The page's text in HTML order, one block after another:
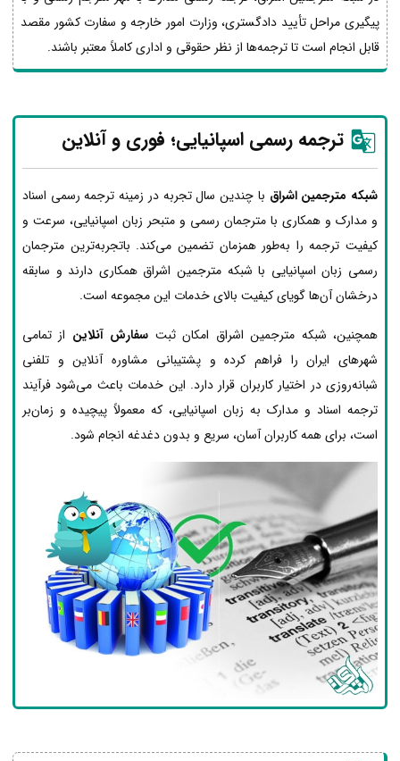
پیگیری مراحل تأیید دادگستری، وزارت امور خارجه و سفارت کشور مقصد
قابل انجام است تا ترجمه‌ها از نظر حقوقی و اداری کاملاً معتبر باشند.
ترجمه رسمی اسپانیایی؛ فوری و آنلاین
شبکه مترجمین اشراق با چندین سال تجربه در زمینه ترجمه رسمی اسناد
و مدارک و همکاری با مترجمان رسمی و متبحر زبان اسپانیایی، سرعت و
کیفیت ترجمه را به‌طور همزمان تضمین می‌کند. باتجربه‌ترین مترجمان
رسمی زبان اسپانیایی با شبکه مترجمین اشراق همکاری دارند و سابقه
درخشان آن‌ها گویای کیفیت بالای خدمات این مجموعه است.
همچنین، شبکه مترجمین اشراق امکان ثبت سفارش آنلاین از تمامی
شهرهای ایران را فراهم کرده و پشتیبانی مشاوره آنلاین و تلفنی
شبانه‌روزی در اختیار کاربران قرار دارد. این خدمات باعث می‌شود فرآیند
ترجمه اسناد و مدارک به زبان اسپانیایی، که معمولاً پیچیده و زمان‌بر
است، برای همه کاربران آسان، سریع و بدون دغدغه انجام شود.